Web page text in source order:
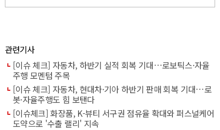
관련기사
[이슈 체크] 자동차, 하반기 실적 회복 기대…로보틱스·자율
주행 모멘텀 주목
[이슈 체크] 자동차, 현대차·기아 하반기 판매 회복 기대…로
봇·자율주행도 힘 보탠다
[이슈체크] 화장품, K-뷰티 서구권 점유율 확대와 퍼스널케어
도약으로 '수출 랠리' 지속